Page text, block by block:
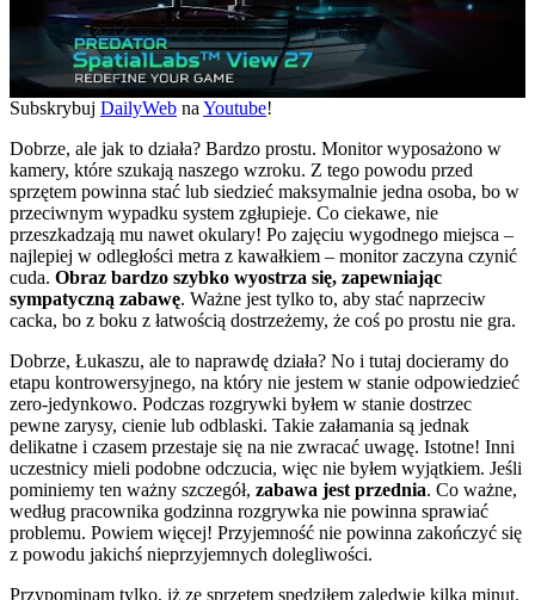
Subskrybuj DailyWeb na Youtube!
Dobrze, ale jak to działa? Bardzo prostu. Monitor wyposażono w
kamery, które szukają naszego wzroku. Z tego powodu przed
sprzętem powinna stać lub siedzieć maksymalnie jedna osoba, bo w
przeciwnym wypadku system zgłupieje. Co ciekawe, nie
przeszkadzają mu nawet okulary! Po zajęciu wygodnego miejsca –
najlepiej w odległości metra z kawałkiem – monitor zaczyna czynić
cuda. Obraz bardzo szybko wyostrza się, zapewniając
sympatyczną zabawę. Ważne jest tylko to, aby stać naprzeciw
cacka, bo z boku z łatwością dostrzeżemy, że coś po prostu nie gra.
Dobrze, Łukaszu, ale to naprawdę działa? No i tutaj docieramy do
etapu kontrowersyjnego, na który nie jestem w stanie odpowiedzieć
zero-jedynkowo. Podczas rozgrywki byłem w stanie dostrzec
pewne zarysy, cienie lub odblaski. Takie załamania są jednak
delikatne i czasem przestaje się na nie zwracać uwagę. Istotne! Inni
uczestnicy mieli podobne odczucia, więc nie byłem wyjątkiem. Jeśli
pominiemy ten ważny szczegół, zabawa jest przednia. Co ważne,
według pracownika godzinna rozgrywka nie powinna sprawiać
problemu. Powiem więcej! Przyjemność nie powinna zakończyć się
z powodu jakichś nieprzyjemnych dolegliwości.
Przypominam tylko, iż ze sprzętem spędziłem zaledwie kilka minut.